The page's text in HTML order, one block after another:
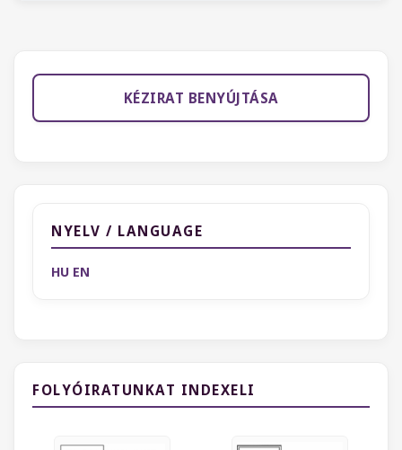
KÉZIRAT BENYÚJTÁSA
NYELV / LANGUAGE
HU EN
FOLYÓIRATUNKAT INDEXELI